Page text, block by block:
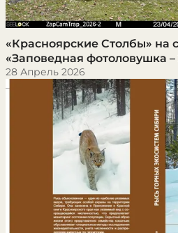
​«Красноярские Столбы» на
«Заповедная фотоловушка –
28 Апрель 2026